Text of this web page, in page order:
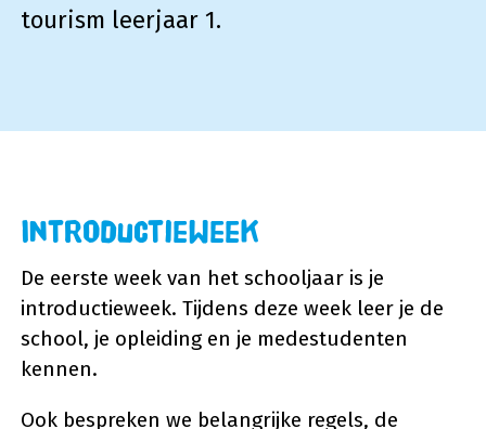
tourism leerjaar 1.
Introductieweek
De eerste week van het schooljaar is je
introductieweek. Tijdens deze week leer je de
school, je opleiding en je medestudenten
kennen.
Ook bespreken we belangrijke regels, de